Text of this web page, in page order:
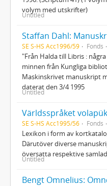
volym med utskrifter)
Untitled
Staffan Dahl:
SE S-HS Acc1996/59 Fonds
"Från Halda till Libris :
minnen från Kungliga
Maskinskrivet manuskript
daterat den 3/4 1995
Untitled
SE S-HS Acc1995/56 Fonds
Lexikon i form av
Därutöver diverse
översatta respektive
Untitled
Bengt Omnelius: